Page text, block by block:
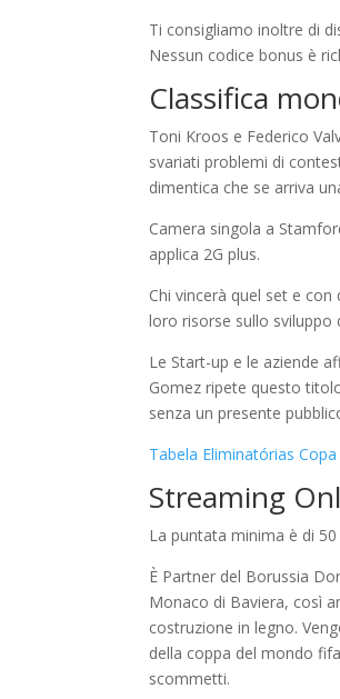
Ti consigliamo inoltre di
Nessun codice bonus è
Classifica
Toni Kroos e Federico
svariati problemi di
dimentica che se arriva
Camera singola a
applica 2G plus.
Chi vincerà quel set e
loro risorse sullo sviluppo
Le Start-up e le aziende
Gomez ripete questo
senza un presente
Tabela Eliminatórias
Streaming
La puntata minima è di
È Partner del Borussia
Monaco di Baviera, così
costruzione in legno.
della coppa del mondo
scommetti.